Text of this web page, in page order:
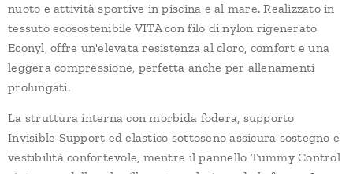
nuoto e attività sportive in piscina e al mare. Realizzato in
tessuto ecosostenibile VITA con filo di nylon rigenerato
Econyl, offre un'elevata resistenza al cloro, comfort e una
leggera compressione, perfetta anche per allenamenti
prolungati.
La struttura interna con morbida fodera, supporto
Invisible Support ed elastico sottoseno assicura sostegno e
vestibilità confortevole, mentre il pannello Tummy Control